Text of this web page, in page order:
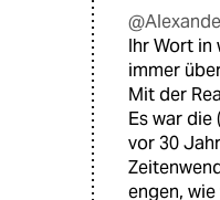
Ihr Wort in
immer
Mit der
Es war die
vor 30
engen,